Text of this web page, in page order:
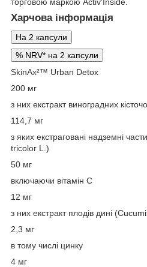
торговою маркою Activ'Inside.
Харчова інформація
На 2 капсули
% NRV* на 2 капсули
SkinAx²™ Urban Detox
200 мг
з них екстракт виноградних
114,7 мг
з яких екстраговані надземні
tricolor L.)
50 мг
включаючи вітамін С
12 мг
з них екстракт плодів дині
2,3 мг
в тому числі цинку
4 мг